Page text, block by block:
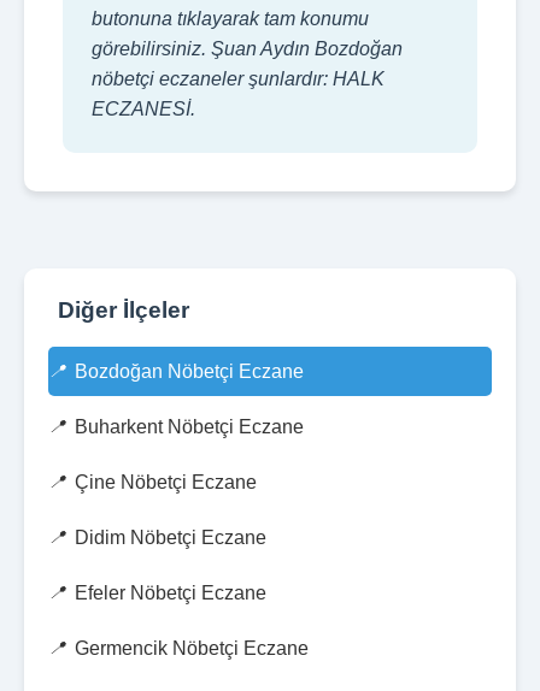
butonuna tıklayarak tam konumu
görebilirsiniz. Şuan Aydın Bozdoğan
nöbetçi eczaneler şunlardır: HALK
ECZANESİ.
Diğer İlçeler
Bozdoğan Nöbetçi Eczane
Buharkent Nöbetçi Eczane
Çine Nöbetçi Eczane
Didim Nöbetçi Eczane
Efeler Nöbetçi Eczane
Germencik Nöbetçi Eczane